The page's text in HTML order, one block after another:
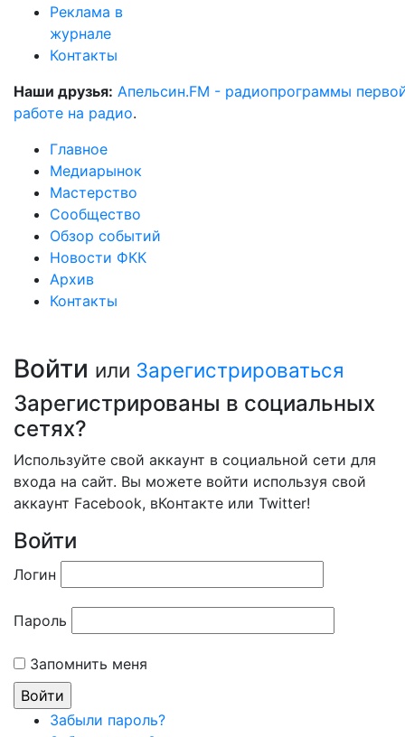
Реклама в
журнале
Контакты
Наши друзья: Апельсин.FM - радиопрограммы
работе на радио.
Главное
Медиарынок
Мастерство
Сообщество
Обзор событий
Новости ФКК
Архив
Контакты
Войти или Зарегистрироваться
Зарегистрированы в социальных
сетях?
Используйте свой аккаунт в социальной сети для
входа на сайт. Вы можете войти используя свой
аккаунт Facebook, вКонтакте или Twitter!
Войти
Логин
Пароль
Запомнить меня
Забыли пароль?